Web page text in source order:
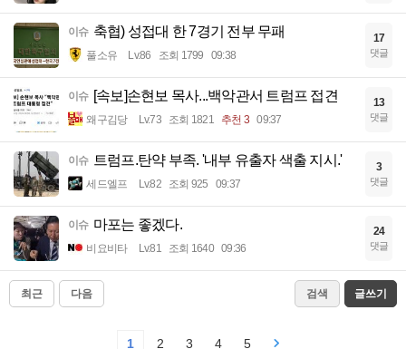
이슈 축협) 성접대 한 7경기 전부 무패
풀소유 Lv.86 조회 1799 09:38
17
댓글
이슈 [속보]손현보 목사...백악관서 트럼프 접견
왜구김당 Lv.73 조회 1821 추천 3 09:37
13
댓글
이슈 트럼프.탄약 부족. '내부 유출자 색출 지시.'
세드엘프 Lv.82 조회 925 09:37
3
댓글
이슈 마포는 좋겠다.
비요비타 Lv.81 조회 1640 09:36
24
댓글
최근 다음 검색 글쓰기
1 2 3 4 5